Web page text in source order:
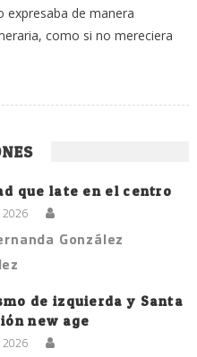
expresaba de manera
como si no mereciera
que late en el centro
González
de izquierda y Santa
new age